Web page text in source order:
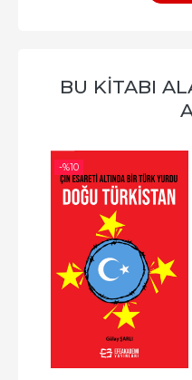
BU KITABI
-%10